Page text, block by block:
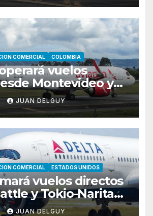
COMERCIAL COLOMBIA
vuelos
Montevideo y
hacia Bogotá
JUAN DELGUY
COMERCIAL ESTADOS UNIDOS
vuelos directos
y Tokio-Narita
de 2027
JUAN DELGUY